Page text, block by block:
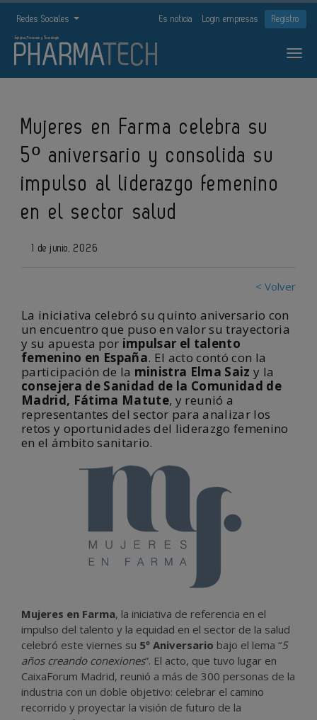
Redes Sociales Es noticia Login empresas Registro
Mujeres en Farma celebra su
5º aniversario y consolida su
impulso al liderazgo femenino
en el sector salud
1 de junio, 2026
< Volver
La iniciativa celebró su quinto aniversario con
un encuentro que puso en valor su trayectoria
y su apuesta por impulsar el talento
femenino en España. El acto contó con la
participación de la ministra Elma Saiz y la
consejera de Sanidad de la Comunidad de
Madrid, Fátima Matute, y reunió a
representantes del sector para analizar los
retos y oportunidades del liderazgo femenino
en el ámbito sanitario.
Mujeres en Farma, la iniciativa de referencia en el
impulso del talento y la equidad en el sector de la salud
celebró este viernes su 5º Aniversario bajo el lema “5
años creando conexiones”. El acto, que tuvo lugar en
CaixaForum Madrid, reunió a más de 300 personas de la
industria con un doble objetivo: celebrar el camino
recorrido y proyectar la visión de futuro de la